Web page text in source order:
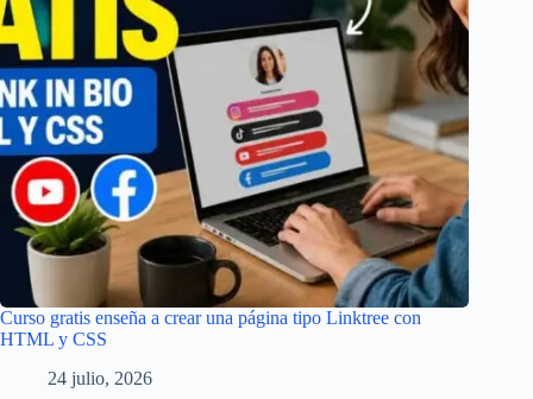
Curso gratis enseña a crear una página tipo Linktree con
HTML y CSS
24 julio, 2026